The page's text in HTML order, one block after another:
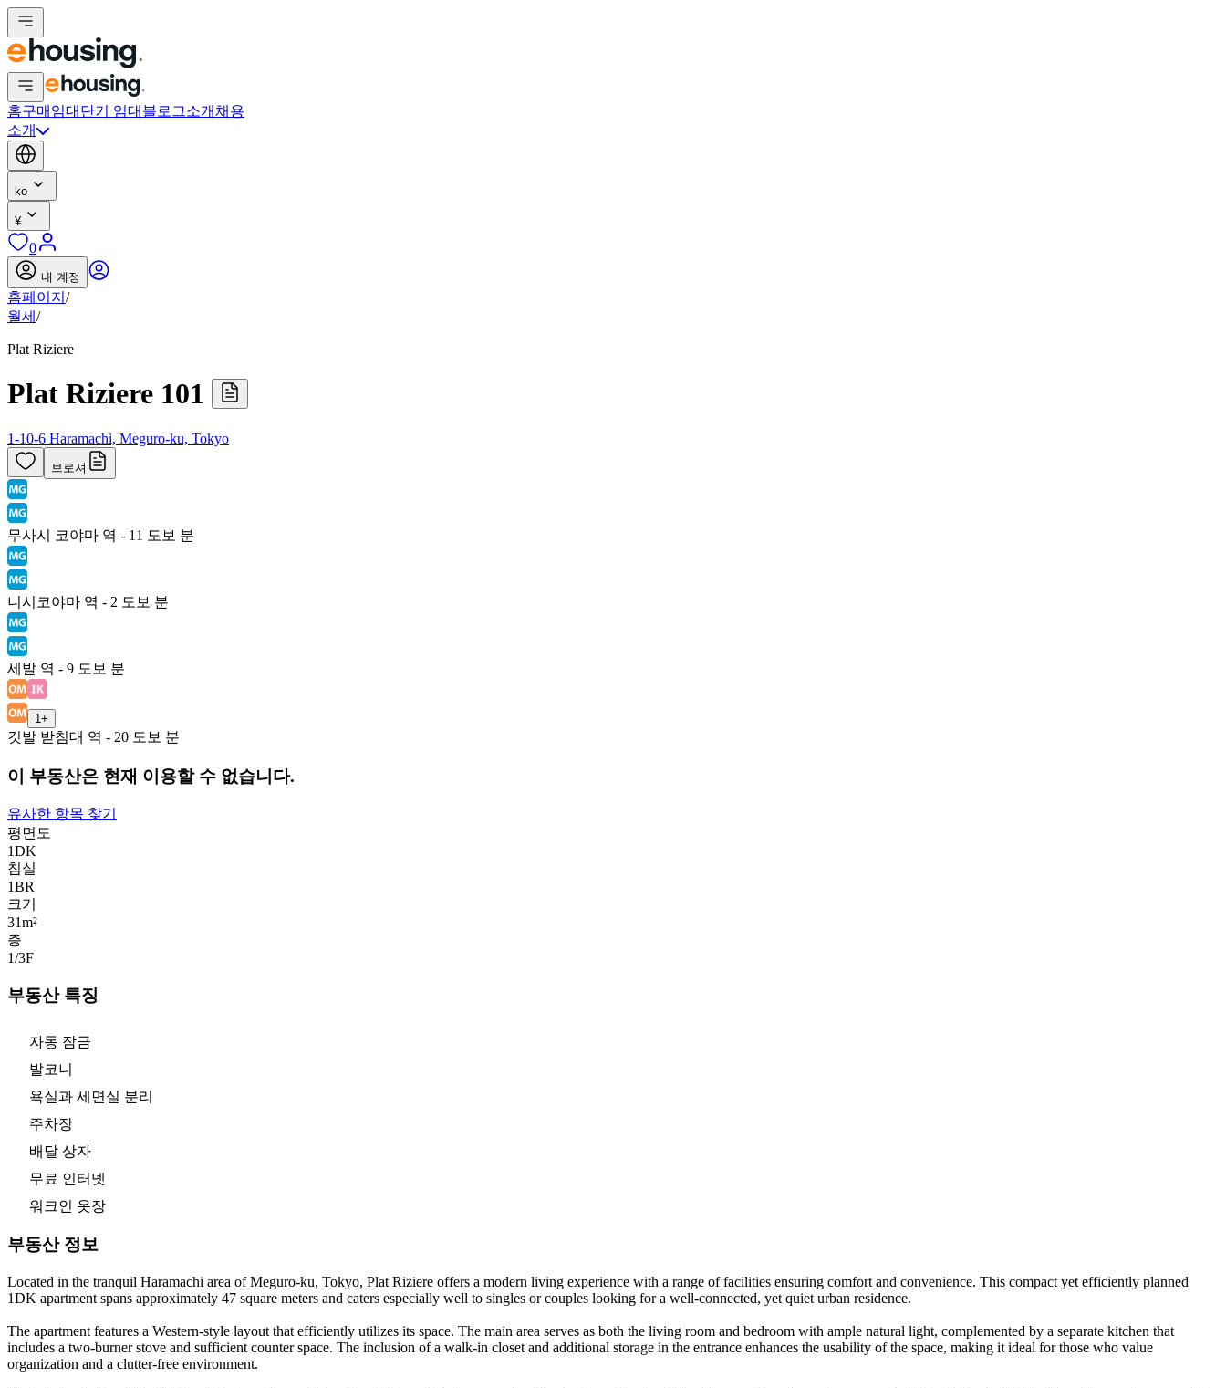
홈구매 임대 단기 임대 블로그소개 채용
소개
ko
¥
0
내 계정
홈페이지 /
월세 /
Plat Riziere
Plat Riziere 101
1-10-6 Haramachi, Meguro-ku, Tokyo
브로셔
무사시 코야마 역 - 11 도보 분
니시코야마 역 - 2 도보 분
세발 역 - 9 도보 분
1 +
깃발 받침대 역 - 20 도보 분
이 부동산은 현재 이용할 수 없습니다.
유사한 항목 찾기
평면도
1DK
침실
1BR
크기
31m²
층
1/3F
부동산 특징
자동 잠금
발코니
욕실과 세면실 분리
주차장
배달 상자
무료 인터넷
워크인 옷장
부동산 정보
Located in the tranquil Haramachi area of Meguro-ku, Tokyo, Plat Riziere offers a modern living experience with a range of facilities ensuring comfort and convenience. This compact yet efficiently planned
1DK apartment spans approximately 47 square meters and caters especially well to singles or couples looking for a well-connected, yet quiet urban residence.
The apartment features a Western-style layout that efficiently utilizes its space. The main area serves as both the living room and bedroom with ample natural light, complemented by a separate kitchen that
includes a two-burner stove and sufficient counter space. The inclusion of a walk-in closet and additional storage in the entrance enhances the usability of the space, making it ideal for those who value
organization and a clutter-free environment.